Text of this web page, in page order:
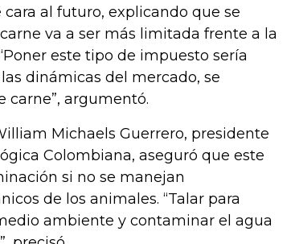
al futuro, explicando que se
va a ser más limitada frente a la
este tipo de impuesto sería
dinámicas del mercado, se
carne”, argumentó.
Michaels Guerrero, presidente
Colombiana, aseguró que este
si no se manejan
de los animales. “Talar para
ambiente y contaminar el agua